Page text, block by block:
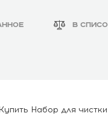
В
Купить Набор для